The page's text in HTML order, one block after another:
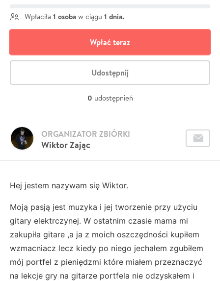
Wpłaciła 1 osoba w ciągu 1 dnia.
Wpłać teraz
Udostępnij
0 udostępnień
Wiktor Zając
ORGANIZATOR ZBIÓRKI
Hej jestem nazywam się Wiktor.
Moją pasją jest muzyka i jej tworzenie przy użyciu
gitary elektrczynej. W ostatnim czasie mama mi
zakupiła gitare ,a ja z moich oszczędności kupiłem
wzmacniacz lecz kiedy po niego jechałem zgubiłem
mój portfel z pieniędzmi które miałem przeznaczyć
na lekcje gry na gitarze portfela nie odzyskałem i